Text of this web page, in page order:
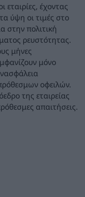
εταιρίες, έχοντας
ύψη οι τιμές στο
στην πολιτική
ρευστότητας.
μήνες
μόνο
οφειλών.
της εταιρείας
απαιτήσεις.